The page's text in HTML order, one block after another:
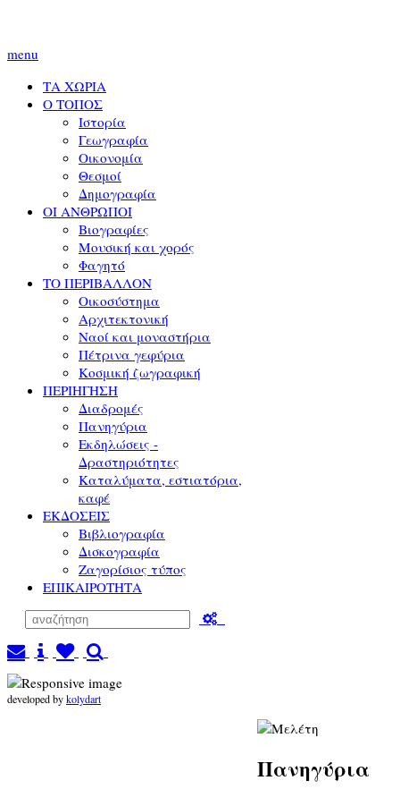
menu
ΤΑ ΧΩΡΙΑ
Ο ΤΟΠΟΣ
Ιστορία
Γεωγραφία
Οικονομία
Θεσμοί
Δημογραφία
ΟΙ ΑΝΘΡΩΠΟΙ
Βιογραφίες
Μουσική και χορός
Φαγητό
ΤΟ ΠΕΡΙΒΑΛΛΟΝ
Οικοσύστημα
Αρχιτεκτονική
Ναοί και μοναστήρια
Πέτρινα γεφύρια
Κοσμική ζωγραφική
ΠΕΡΙΗΓΗΣΗ
Διαδρομές
Πανηγύρια
Εκδηλώσεις -
Δραστηριότητες
Καταλύματα, εστιατόρια,
καφέ
ΕΚΔΟΣΕΙΣ
Βιβλιογραφία
Δισκογραφία
Ζαγορίσιος τύπος
ΕΠΙΚΑΙΡΟΤΗΤΑ
developed bykolydart
Πανηγύρια